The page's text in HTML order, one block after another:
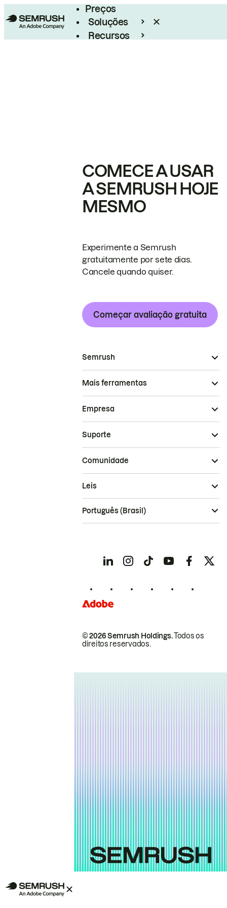
Preços
Soluções
Recursos
COMECE A USAR
A SEMRUSH HOJE
MESMO
Experimente a Semrush
gratuitamente por sete dias.
Cancele quando quiser.
Começar avaliação gratuita
Semrush
Mais ferramentas
Empresa
Suporte
Comunidade
© 2026 Semrush Holdings.Todos os
direitos reservados.
Leis
Português (Brasil)